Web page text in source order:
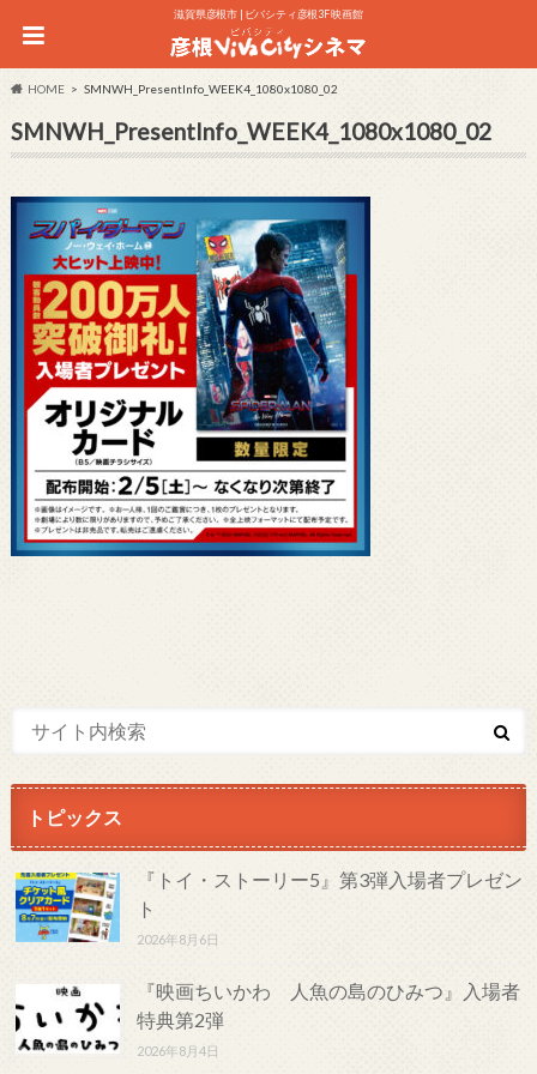
滋賀県彦根市 | ビバシティ彦根3F 映画館
HOME SMNWH_PresentInfo_WEEK4_1080x1080_02
SMNWH_PresentInfo_WEEK4_1080x1080_02
トピックス
『トイ・ストーリー5』第3弾入場者プレゼン
ト
2026年8月6日
『映画ちいかわ 人魚の島のひみつ』入場者
特典第2弾
2026年8月4日